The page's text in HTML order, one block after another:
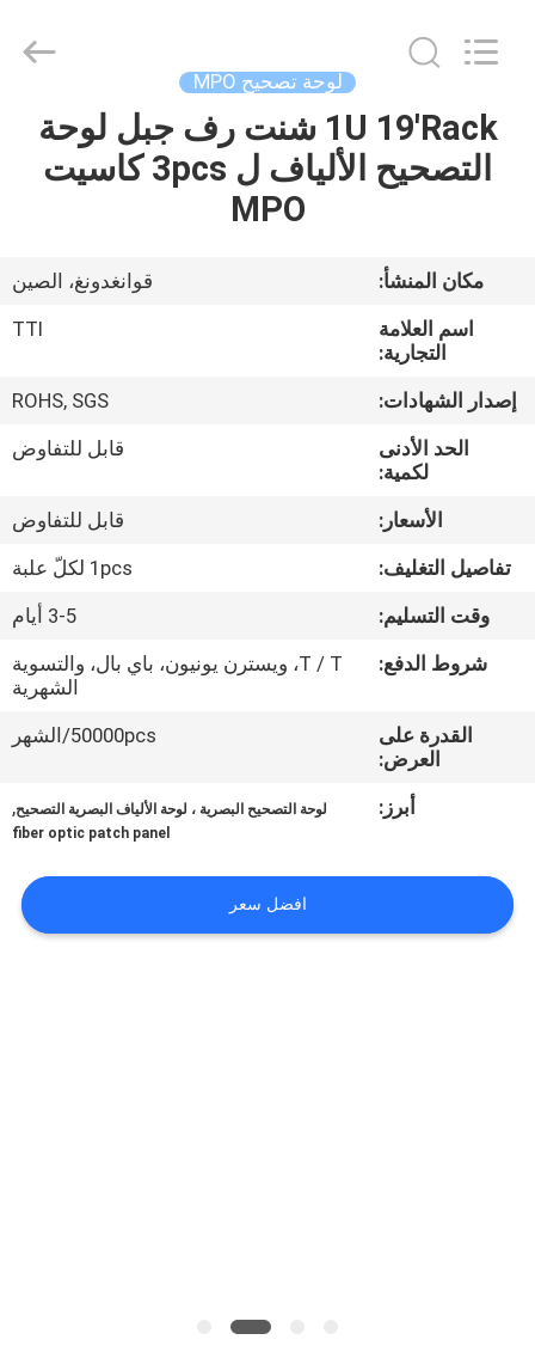
الصفحة
الرئيسية
معلومات
جولة
المعمل
مراقبة
الجودة
اقتباس
خريطة
Reserved.
لوحة تصحيح MPO
1U 19'Rack شنت رف جبل لوحة
التصحيح الألياف ل 3pcs كاسيت
MPO
مكان المنشأ:
قوانغدونغ، الصين
اسم العلامة
التجارية:
TTI
إصدار الشهادات:
ROHS, SGS
الحد الأدنى
لكمية:
قابل للتفاوض
الأسعار:
قابل للتفاوض
تفاصيل التغليف:
1pcs لكلّ علبة
وقت التسليم:
3-5 أيام
شروط الدفع:
T / T، ويسترن يونيون، باي بال، والتسوية
الشهرية
القدرة على
العرض:
50000pcs/الشهر
أبرز: لوحة التصحيح البصرية ، لوحة الألياف البصرية التصحيح,
fiber optic patch panel
افضل سعر